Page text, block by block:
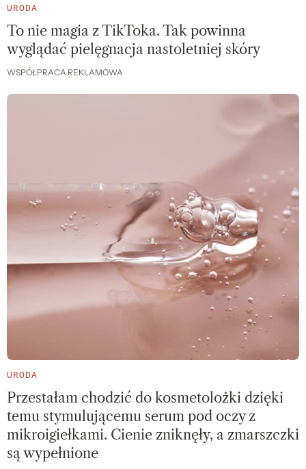
URODA
To nie magia z TikToka. Tak powinna
wyglądać pielęgnacja nastoletniej skóry
WSPÓŁPRACA REKLAMOWA
URODA
Przestałam chodzić do kosmetolożki dzięki
temu stymulującemu serum pod oczy z
mikroigiełkami. Cienie zniknęły, a zmarszczki
są wypełnione